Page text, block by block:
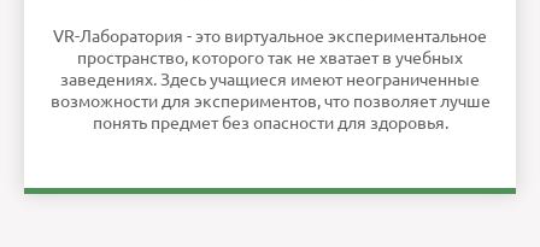
VR-Лаборатория - это виртуальное экспериментальное
пространство, которого так не хватает в учебных
заведениях. Здесь учащиеся имеют неограниченные
возможности для экспериментов, что позволяет лучше
понять предмет без опасности для здоровья.